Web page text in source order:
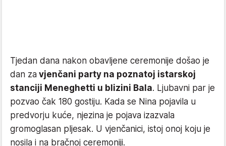
Tjedan dana nakon obavljene ceremonije došao je
dan za vjenčani party na poznatoj istarskoj
stanciji Meneghetti u blizini Bala. Ljubavni par je
pozvao čak 180 gostiju. Kada se Nina pojavila u
predvorju kuće, njezina je pojava izazvala
gromoglasan pljesak. U vjenčanici, istoj onoj koju je
nosila i na bračnoj ceremoniji.